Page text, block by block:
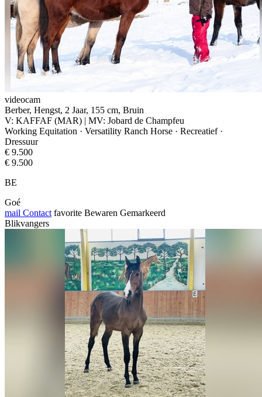
videocam
Berber, Hengst, 2 Jaar, 155 cm, Bruin
V: KAFFAF (MAR) | MV: Jobard de Champfeu
Working Equitation · Versatility Ranch Horse · Recreatief ·
Dressuur
€ 9.500
€ 9.500
BE
Goé
mail Contact favorite Bewaren Gemarkeerd
Blikvangers